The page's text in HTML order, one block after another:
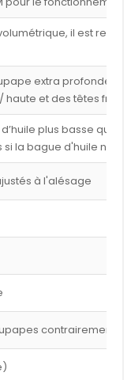
il est
extra profondes
et des têtes
plus basse que
la bague d'huile
à l'alésage
contrairement à